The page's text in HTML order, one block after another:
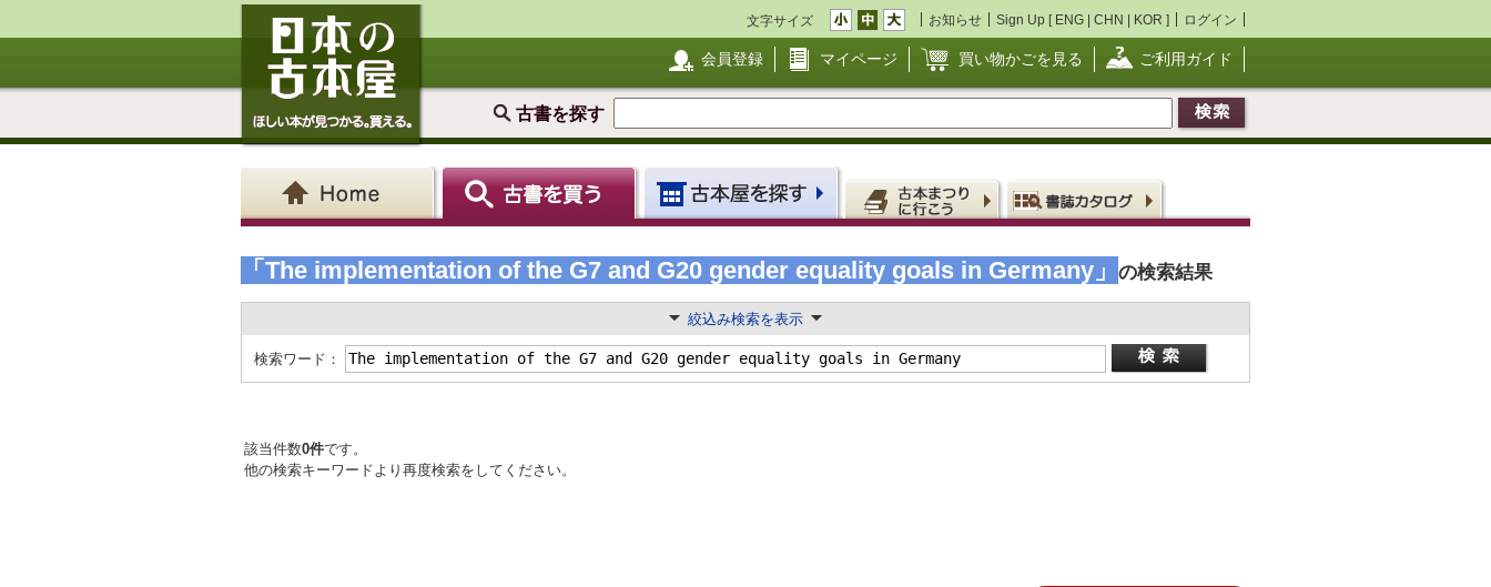
文字サイズ お知らせ Sign Up [ ENG | CHN | KOR ] ログイン
会員登録 マイページ 買い物かごを見る ご利用ガイド
古書を探す
「The implementation of the G7 and G20 gender equality goals in Germany」 の検索結果
絞込み検索を表示
検索ワード：
該当件数0件です。
他の検索キーワードより再度検索をしてください。